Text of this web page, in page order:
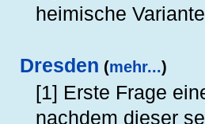
heimische
Dresden (mehr...)
[1] Erste Frage
nachdem dieser